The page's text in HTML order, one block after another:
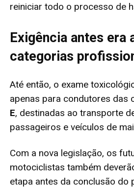
reiniciar todo o processo de
Exigência antes era
categorias
Até então, o exame
apenas para condutores das
E, destinadas ao transporte
passageiros e veículos de
Com a nova legislação, os
motociclistas também
etapa antes da conclusão do